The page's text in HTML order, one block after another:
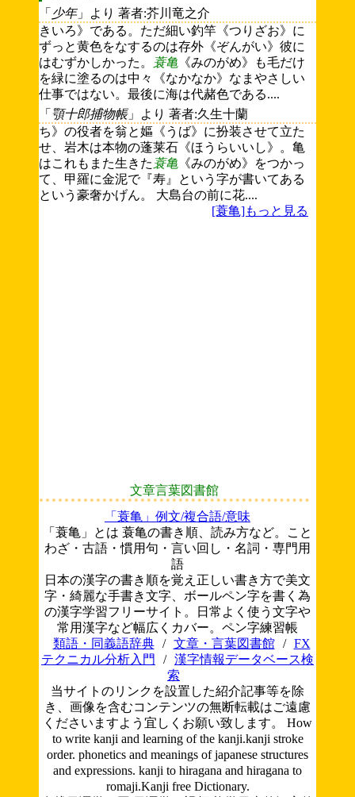
「 少年」より 著者:芥川竜之介
きいろ》である。ただ細い釣竿《つりざお》に
ずっと黄色をなするのは存外《ぞんがい》彼に
はむずかしかった。
蓑亀 《みのがめ》も毛だけ
を緑に塗るのは中々《なかなか》なまやさしい
仕事ではない。最後に海は代赭色である....
「 顎十郎捕物帳」より 著者:久生十蘭
ち》の役者を翁と嫗《うば》に扮装させて立た
せ、岩木は本物の蓬莱石《ほうらいいし》。亀
はこれもまた生きた 蓑亀 《みのがめ》をつかっ
て、甲羅に金泥で『寿』という字が書いてある
という豪奢かげん。 大島台の前に花....
[蓑亀]もっと見る
文章言葉図書館
「蓑亀」例文/複合語/意味
「蓑亀」とは 蓑亀の書き順、読み方など。こと
わざ・古語・慣用句・言い回し・名詞・専門用
語
日本の漢字の書き順を覚え正しい書き方で美文
字・綺麗な手書き文字、ボールペン字を書く為
の漢字学習フリーサイト。日常よく使う文字や
常用漢字など幅広くカバー。ペン字練習帳
類語・同義語辞典
/ 文章・言葉図書館 /
FX
テクニカル分析入門
/ 漢字情報データベース検
索
当サイトのリンクを設置した紹介記事等を除
き、画像を含むコンテンツの無断転載はご遠慮
くださいますよう宜しくお願い致します。 How
to write kanji and learning of the kanji.kanji stroke
order. phonetics and meanings of japanese structures
and expressions. kanji to hiragana and hiragana to
romaji.Kanji free Dictionary.